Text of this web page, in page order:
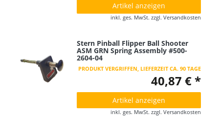
Artikel anzeigen
inkl. ges. MwSt. zzgl. Versandkosten
Stern Pinball Flipper Ball Shooter
ASM GRN Spring Assembly #500-
2604-04
PRODUKT VERGRIFFEN, LIEFERZEIT CA. 90 TAGE
40,87 € *
Artikel anzeigen
inkl. ges. MwSt. zzgl. Versandkosten